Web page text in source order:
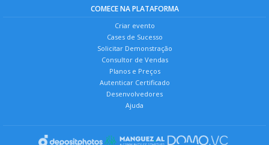
COMECE NA PLATAFORMA
Criar evento
Cases de Sucesso
Solicitar Demonstração
Consultor de Vendas
Planos e Preços
Autenticar Certificado
Desenvolvedores
Ajuda